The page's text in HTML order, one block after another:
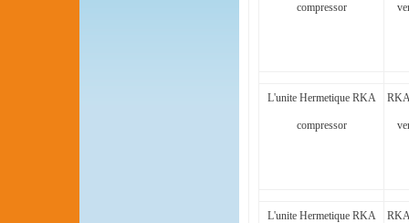
compressor
L'unite Hermetique RKA
compressor
L'unite Hermetique RKA